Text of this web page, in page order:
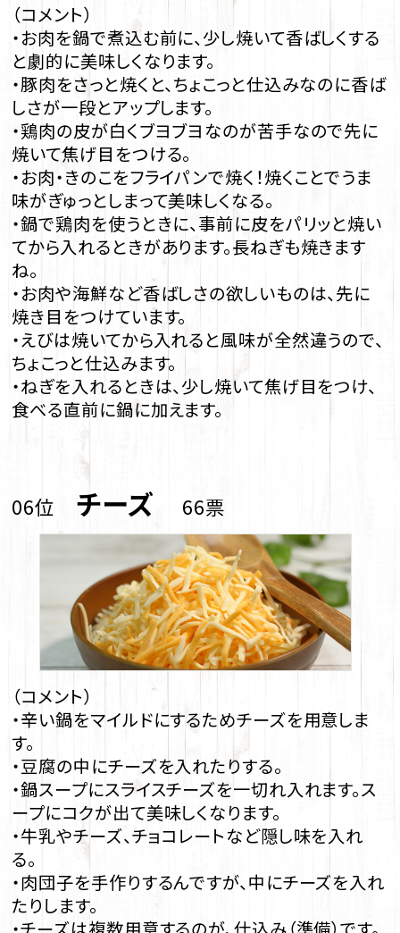
（コメント）
・お肉を鍋で煮込む前に、少し焼いて香ばしくする
と劇的に美味しくなります。
・豚肉をさっと焼くと、ちょこっと仕込みなのに香ば
しさが一段とアップします。
・鶏肉の皮が白くブヨブヨなのが苦手なので先に
焼いて焦げ目をつける。
・お肉・きのこをフライパンで焼く！焼くことでうま
味がぎゅっとしまって美味しくなる。
・鍋で鶏肉を使うときに、事前に皮をパリッと焼い
てから入れるときがあります。長ねぎも焼きます
ね。
・お肉や海鮮など香ばしさの欲しいものは、先に
焼き目をつけています。
・えびは焼いてから入れると風味が全然違うので、
ちょこっと仕込みます。
・ねぎを入れるときは、少し焼いて焦げ目をつけ、
食べる直前に鍋に加えます。
06位 チーズ 66票
（コメント）
・辛い鍋をマイルドにするためチーズを用意しま
す。
・豆腐の中にチーズを入れたりする。
・鍋スープにスライスチーズを一切れ入れます。ス
ープにコクが出て美味しくなります。
・牛乳やチーズ、チョコレートなど隠し味を入れ
る。
・肉団子を手作りするんですが、中にチーズを入れ
たりします。